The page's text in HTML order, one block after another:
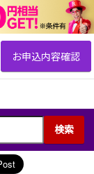
検索